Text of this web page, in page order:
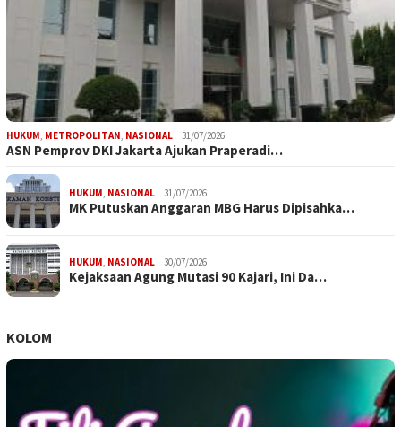
HUKUM METROPOLITAN NASIONAL 31/07/2026
ASN Pemprov DKI Jakarta Ajukan Praperadi…
HUKUM NASIONAL 31/07/2026
MK Putuskan Anggaran MBG Harus Dipisahka…
HUKUM NASIONAL 30/07/2026
Kejaksaan Agung Mutasi 90 Kajari, Ini Da…
KOLOM